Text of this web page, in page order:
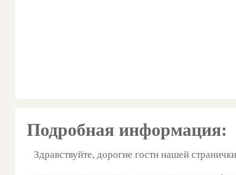
Подробная информация:
Здравствуйте, дорогие гости нашей